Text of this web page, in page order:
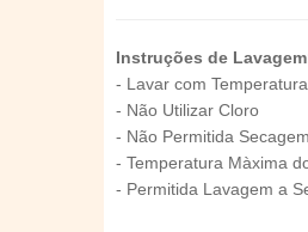
Instruções de
- Lavar com
- Não Utilizar Cloro
- Não Permitida
- Temperatura Màxima
- Permitida Lavagem a